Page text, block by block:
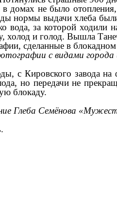
домах не было
нормы выдачи хлеба
вода, за которой ходили
холод и голод. Вышла
сделанные в
с видами города
с Кировского завода
но передачи не
блокаду.
Глеба Семёнова